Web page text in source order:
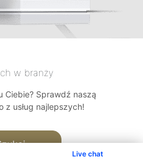
Live chat
w branży
Ciebie? Sprawdź naszą
z usług najlepszych!